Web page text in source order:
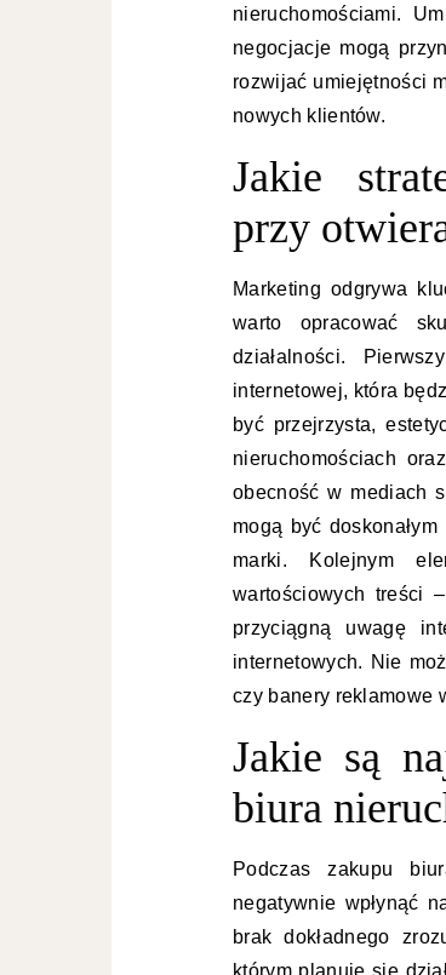
nieruchomościami.
negocjacje mogą
rozwijać umiejętności
nowych klientów.
Jakie
przy
Marketing odgrywa
warto opracować
działalności.
internetowej, która
być przejrzysta,
nieruchomościach
obecność w mediach
mogą być
marki. Kolejnym
wartościowych treści
przyciągną uwagę
internetowych. Nie
czy banery reklamowe
Jakie są
biura
Podczas zakupu
negatywnie wpłynąć
brak dokładnego
którym planuje się